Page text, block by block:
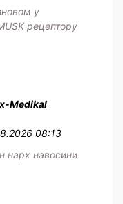
у
рецептору
Medikal
08:13
нарх навосини